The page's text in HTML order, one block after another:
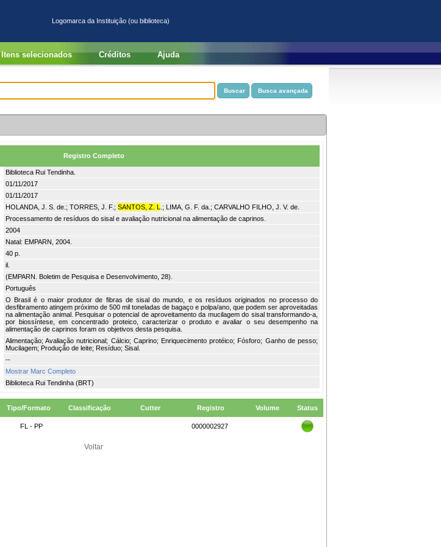
Logomarca da Instituição (ou biblioteca)
Itens selecionados Créditos Ajuda
Registro Completo
Biblioteca Rui Tendinha.
01/11/2017
01/11/2017
HOLANDA, J. S. de.; TORRES, J. F.; SANTOS, Z. L
.; LIMA, G. F. da.; CARVALHO FILHO, J. V. de.
Processamento de resíduos do sisal e avaliação nutricional na alimentação de caprinos.
2004
Natal: EMPARN, 2004.
40 p.
il.
(EMPARN. Boletim de Pesquisa e Desenvolvimento, 28).
Português
O Brasil é o maior produtor de fibras de sisal do mundo, e os resíduos originados no processo do
desfibramento atingem próximo de 500 mil toneladas de bagaço e polpa/ano, que podem ser aproveitadas
na alimentação animal. Pesquisar o potencial de aproveitamento da mucilagem do sisal transformando-a,
por biossíntese, em concentrado proteico, caracterizar o produto e avaliar o seu desempenho na
alimentação de caprinos foram os objetivos desta pesquisa.
Alimentação; Avaliação nutricional; Cálcio; Caprino; Enriquecimento protéico; Fósforo; Ganho de pesso;
Mucilagem; Produção de leite; Resíduo; Sisal.
--
Mostrar Marc Completo
Biblioteca Rui Tendinha (BRT)
Tipo/Formato Classificação Cutter Registro Volume Status
FL - PP 0000002927
Voltar